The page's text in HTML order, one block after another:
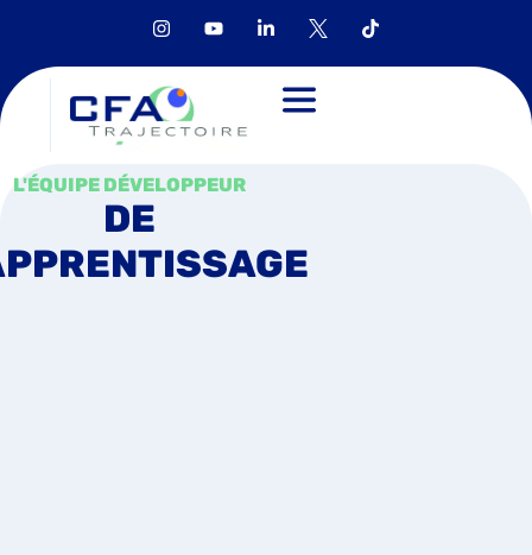
L'ÉQUIPE DÉVELOPPEUR
DE